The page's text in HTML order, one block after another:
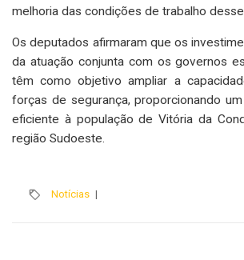
melhoria das condições de trabalho
Os deputados afirmaram que os
da atuação conjunta com os governos
têm como objetivo ampliar a
forças de segurança, proporcionando
eficiente à população de Vitória da
região Sudoeste.
Notícias |